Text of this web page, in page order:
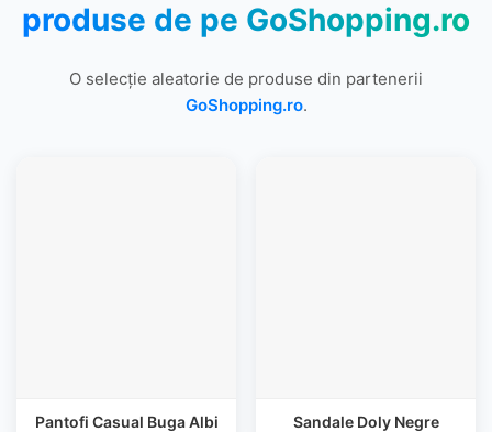
produse de pe GoShopping.ro
O selecție aleatorie de produse din partenerii
GoShopping.ro.
Pantofi Casual Buga Albi Sandale Doly Negre